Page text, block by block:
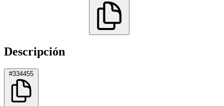
Descripción
#334455